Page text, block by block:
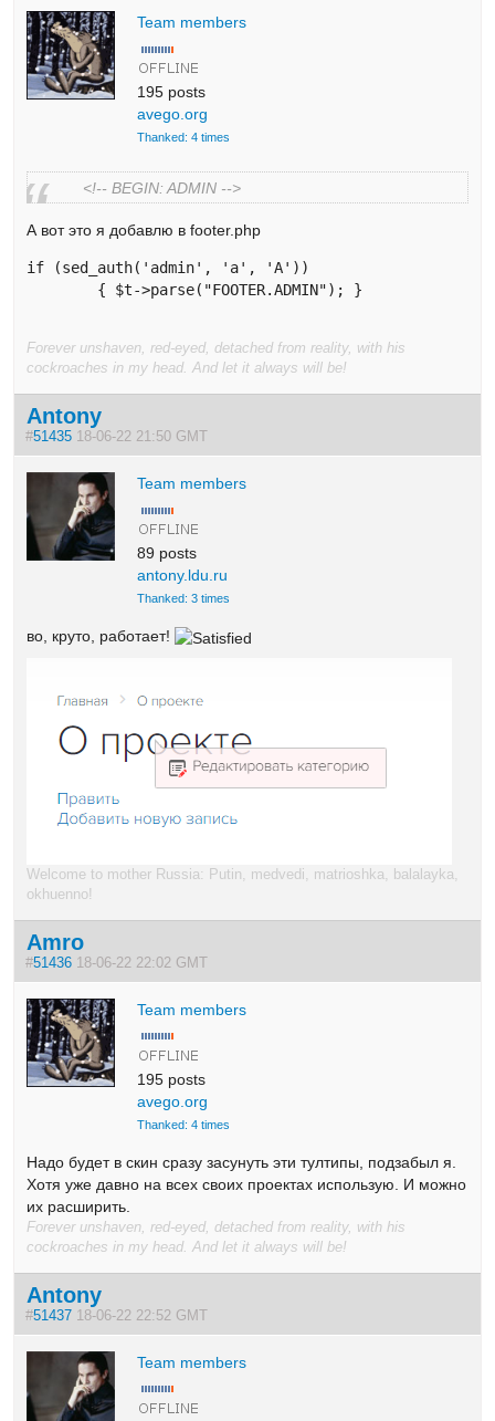
Team members
195 posts
avego.org
Thanked: 4 times
<!-- BEGIN: ADMIN -->
А вот это я добавлю в footer.php
if (sed_auth('admin', 'a', 'A'))
	{ $t->parse("FOOTER.ADMIN"); }
Forever unshaven, red-eyed, detached from reality, with his
cockroaches in my head. And let it always will be!
Antony
#51435 18-06-22 21:50 GMT
Team members
89 posts
antony.ldu.ru
Thanked: 3 times
во, круто, работает!
Welcome to mother Russia: Putin, medvedi, matrioshka, balalayka,
okhuenno!
Amro
#51436 18-06-22 22:02 GMT
Team members
195 posts
avego.org
Thanked: 4 times
Надо будет в скин сразу засунуть эти тултипы, подзабыл я.
Хотя уже давно на всех своих проектах использую. И можно
их расширить.
Forever unshaven, red-eyed, detached from reality, with his
cockroaches in my head. And let it always will be!
Antony
#51437 18-06-22 22:52 GMT
Team members